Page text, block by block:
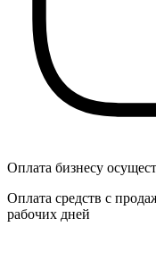
Оплата бизнесу
Оплата средств с
рабочих дней